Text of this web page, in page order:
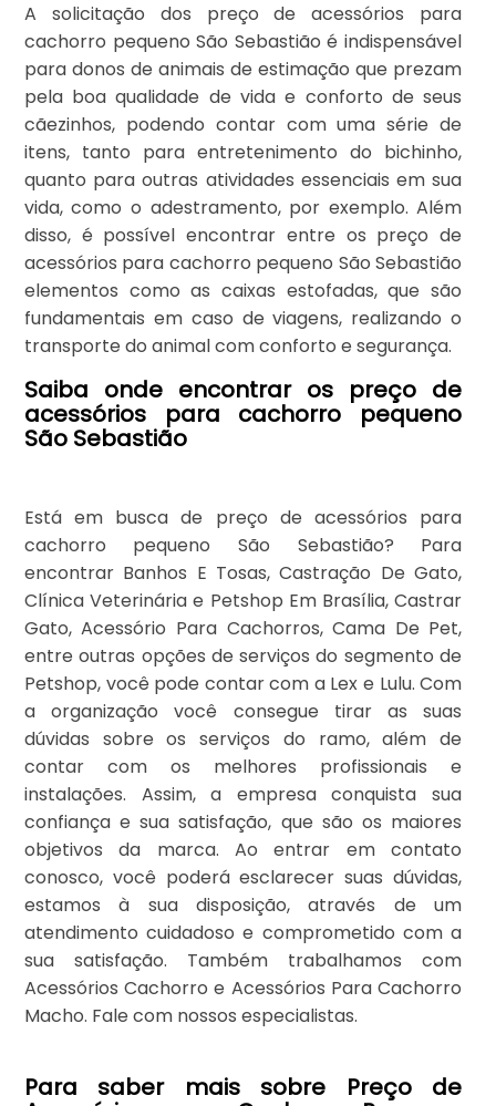
A solicitação dos preço de acessórios para
cachorro pequeno São Sebastião é indispensável
para donos de animais de estimação que prezam
pela boa qualidade de vida e conforto de seus
cãezinhos, podendo contar com uma série de
itens, tanto para entretenimento do bichinho,
quanto para outras atividades essenciais em sua
vida, como o adestramento, por exemplo. Além
disso, é possível encontrar entre os preço de
acessórios para cachorro pequeno São Sebastião
elementos como as caixas estofadas, que são
fundamentais em caso de viagens, realizando o
transporte do animal com conforto e segurança.
Saiba onde encontrar os preço de
acessórios para cachorro pequeno
São Sebastião
Está em busca de preço de acessórios para
cachorro pequeno São Sebastião? Para
encontrar Banhos E Tosas, Castração De Gato,
Clínica Veterinária e Petshop Em Brasília, Castrar
Gato, Acessório Para Cachorros, Cama De Pet,
entre outras opções de serviços do segmento de
Petshop, você pode contar com a Lex e Lulu. Com
a organização você consegue tirar as suas
dúvidas sobre os serviços do ramo, além de
contar com os melhores profissionais e
instalações. Assim, a empresa conquista sua
confiança e sua satisfação, que são os maiores
objetivos da marca. Ao entrar em contato
conosco, você poderá esclarecer suas dúvidas,
estamos à sua disposição, através de um
atendimento cuidadoso e comprometido com a
sua satisfação. Também trabalhamos com
Acessórios Cachorro e Acessórios Para Cachorro
Macho. Fale com nossos especialistas.
Para saber mais sobre Preço de